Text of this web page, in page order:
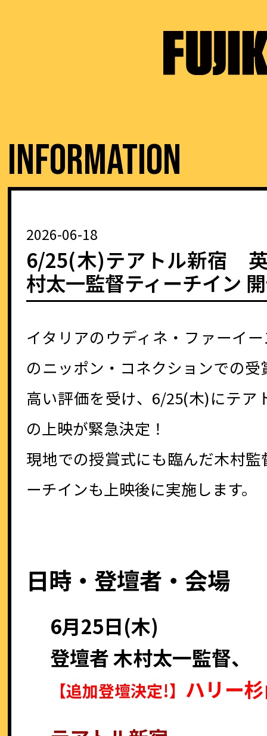
INFORMATION
2026-06-18
6/25(木)テアトル新宿
村太一監督ティーチイン
イタリアのウディネ・ファーイ
のニッポン・コネクションでの
高い評価を受け、6/25(木)にテア
の上映が緊急決定！
現地での授賞式にも臨んだ木村
ーチインも上映後に実施します。
日時・登壇者・会場
6月25日(木)
登壇者 木村太一監督、
【追加登壇決定!】 ハリー